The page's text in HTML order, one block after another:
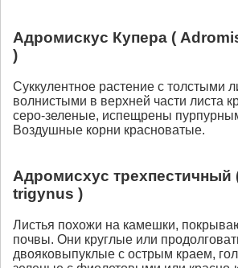
Адромискус Купера (
)
Суккулентное растение с толстыми
волнистыми в верхней части листа
серо-зеленые, испещрены
Воздушные корни красноватые.
Адромисхус трехпестичный
trigynus )
Листья похожи на камешки,
почвы. Они круглые или
двояковыпуклые с острым краем,